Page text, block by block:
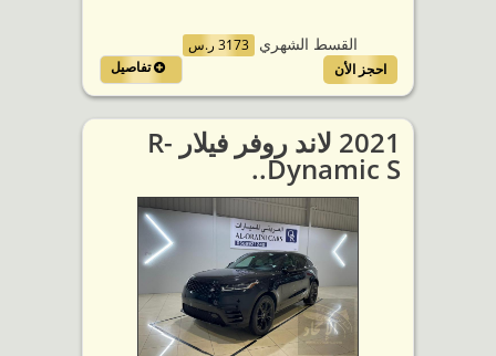
القسط الشهري 3173 ر.س
تفاصيل
احجز الأن
2021 لاند روفر فيلار R-
Dynamic S..